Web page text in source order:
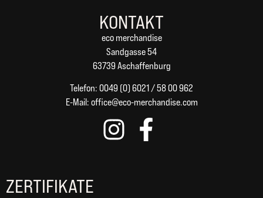
KONTAKT
eco merchandise
Sandgasse 54
63739 Aschaffenburg
Telefon: 0049 (0) 6021 / 58 00 962
E-Mail: office@eco-merchandise.com
ZERTIFIKATE